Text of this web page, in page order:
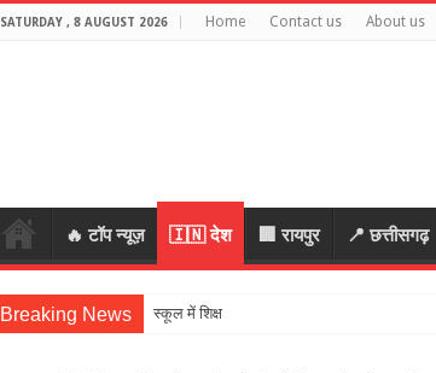
SATURDAY , 8 AUGUST 2026 Home Contact us About us
🔥 टॉप न्यूज़ 🇮🇳 देश 🏢 रायपुर 📍 छत्तीसगढ़
Breaking News स्कूल में शिक्षकों की शराब पार्टी का व